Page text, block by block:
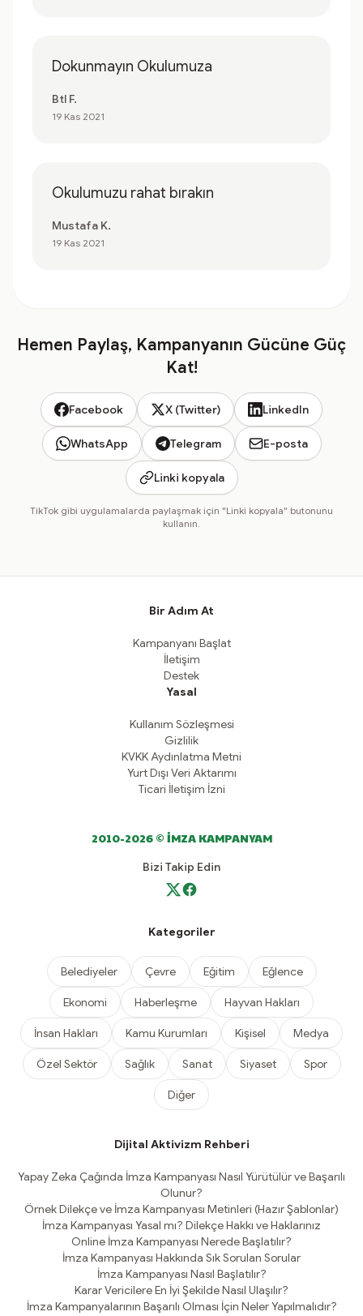
Dokunmayın Okulumuza
Btl F.
19 Kas 2021
Okulumuzu rahat bırakın
Mustafa K.
19 Kas 2021
Hemen Paylaş, Kampanyanın Gücüne Güç
Kat!
Facebook X (Twitter) LinkedIn
WhatsApp Telegram E-posta
Linki kopyala
TikTok gibi uygulamalarda paylaşmak için "Linki kopyala" butonunu
kullanın.
Bir Adım At
Kampanyanı Başlat
İletişim
Destek
Yasal
Kullanım Sözleşmesi
Gizlilik
KVKK Aydınlatma Metni
Yurt Dışı Veri Aktarımı
Ticari İletişim İzni
2010-2026 © İMZA KAMPANYAM
Bizi Takip Edin
Kategoriler
Belediyeler Çevre Eğitim Eğlence
Ekonomi Haberleşme Hayvan Hakları
İnsan Hakları Kamu Kurumları Kişisel Medya
Özel Sektör Sağlık Sanat Siyaset Spor
Diğer
Dijital Aktivizm Rehberi
Yapay Zeka Çağında İmza Kampanyası Nasıl Yürütülür ve Başarılı
Olunur?
Örnek Dilekçe ve İmza Kampanyası Metinleri (Hazır Şablonlar)
İmza Kampanyası Yasal mı? Dilekçe Hakkı ve Haklarınız
Online İmza Kampanyası Nerede Başlatılır?
İmza Kampanyası Hakkında Sık Sorulan Sorular
İmza Kampanyası Nasıl Başlatılır?
Karar Vericilere En İyi Şekilde Nasıl Ulaşılır?
İmza Kampanyalarının Başarılı Olması İçin Neler Yapılmalıdır?